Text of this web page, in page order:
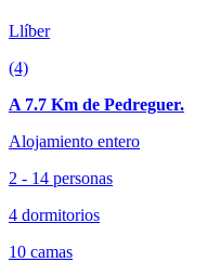
Llíber
(4)
A 7.7 Km de Pedreguer.
Alojamiento entero
2 - 14 personas
4 dormitorios
10 camas